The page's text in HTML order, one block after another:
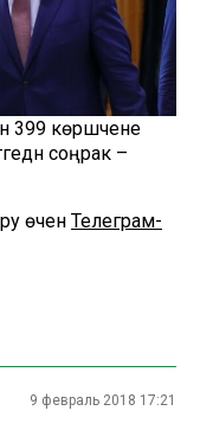
399 көрәшчене
соңрак –
өчен Телеграм-
9 февраль 2018 17:21